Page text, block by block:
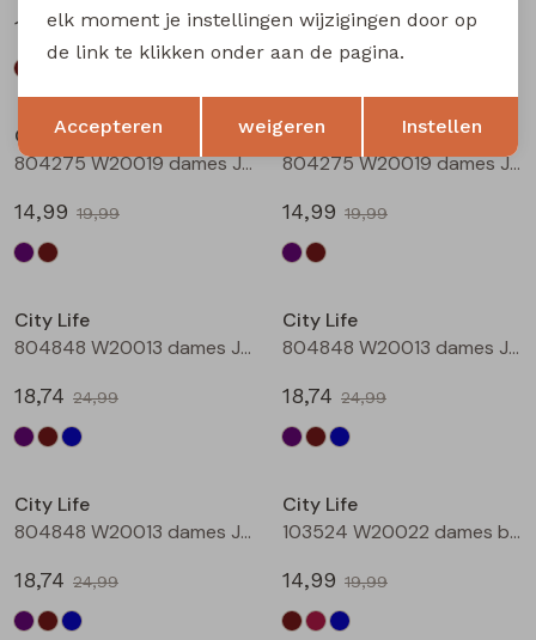
13,49
17,99
13,49 17,99
City Life
804275 W20019 dames Jurk Aubergine
14,99 19,99
City Life
804275 W20019 dames Jurk Bruin
14,99 19,99
City Life
804848 W20013 dames Jurk Aubergine
18,74 24,99
City Life
804848 W20013 dames Jurk Bruin
18,74 24,99
City Life
804848 W20013 dames Jurk Petrol
18,74 24,99
City Life
103524 W20022 dames bloese km Bruin donker
14,99 19,99
Terug Opslaan
elk moment je instellingen wijzigingen door op
de link te klikken onder aan de pagina.
Accepteren weigeren Instellen